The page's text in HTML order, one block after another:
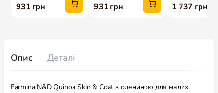
Опис Деталі
Farmina N&D Quinoa Skin & Coat з олениною для малих